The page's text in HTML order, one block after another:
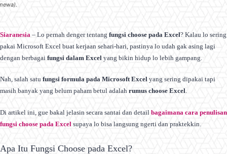
Siaranesia – Lo pernah denger tentang fungsi choose pada Excel? Kalau lo sering
pakai Microsoft Excel buat kerjaan sehari-hari, pastinya lo udah gak asing lagi
dengan berbagai fungsi dalam Excel yang bikin hidup lo lebih gampang.
Nah, salah satu fungsi formula pada Microsoft Excel yang sering dipakai tapi
masih banyak yang belum paham betul adalah rumus choose Excel.
Di artikel ini, gue bakal jelasin secara santai dan detail bagaimana cara penulisan
fungsi choose pada Excel supaya lo bisa langsung ngerti dan praktekkin.
Apa Itu Fungsi Choose pada Excel?